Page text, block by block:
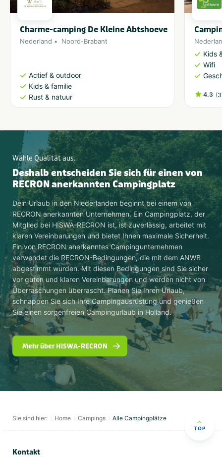
Charme-camping De Kleine Abtshoeve
Nederland Noord-Brabant
Actief & outdoor
Kids & familie
Rust & natuur
Kids
Wifi
4.3 (
Wähle Qualität aus.
Deshalb entscheiden Sie sich für einen von
RECRON anerkannten Campingplatz
Dein Urlaub in den Niederlanden beginnt bei einem von
RECRON anerkannten Unternehmen. Ein Campingplatz, der
Mitglied bei HISWA-RECRON ist, ist zuverlässig, arbeitet mit
klaren Vereinbarungen und bietet Ihnen maximale Sicherheit.
Ein von RECRON anerkanntes Campingunternehmen
verwendet die RECRON-Bedingungen, die mit dem ANWB
abgestimmt wurden. Mit diesen Bedingungen sind Sie sicher
vor guten und klaren Vereinbarungen und werden nicht von
Überraschungen überrascht. Planen Sie Ihren Urlaub,
schnappen Sie sich Ihre Campingausrüstung und genießen
Sie einen sorgenfreien Campingurlaub in Holland.
Mehr über HISWA-RECRON
Sie sind hier: Home Campings Alle Campingplätze
TOP
Kontakt